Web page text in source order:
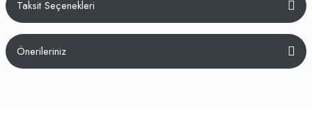
Bu ürüne ilk yorumu siz yapın!
Taksit Seçenekleri
Önerileriniz